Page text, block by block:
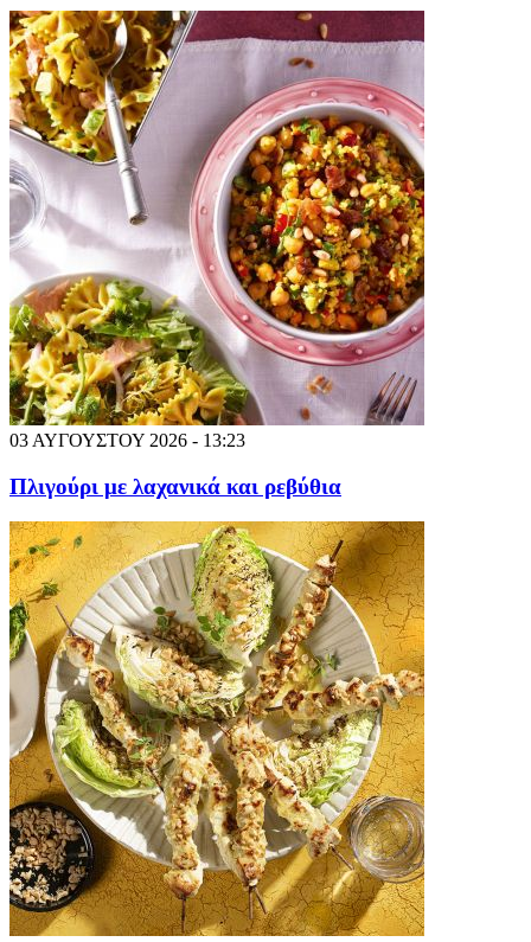
03 ΑΥΓΟΥΣΤΟΥ 2026 - 13:23
Πλιγούρι με λαχανικά και ρεβύθια